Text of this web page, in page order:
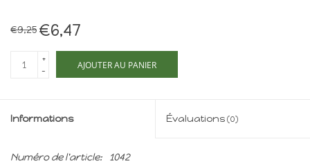
€9,25 €6,47
+
-
AJOUTER AU PANIER
Informations Évaluations (0)
Numéro de l'article:
1042